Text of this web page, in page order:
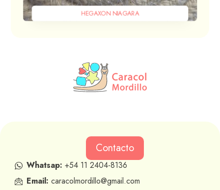
HEGAXON NIAGARA
Contacto
Whatsap: +54 11 2404-8136
Email: caracolmordillo@gmail.com